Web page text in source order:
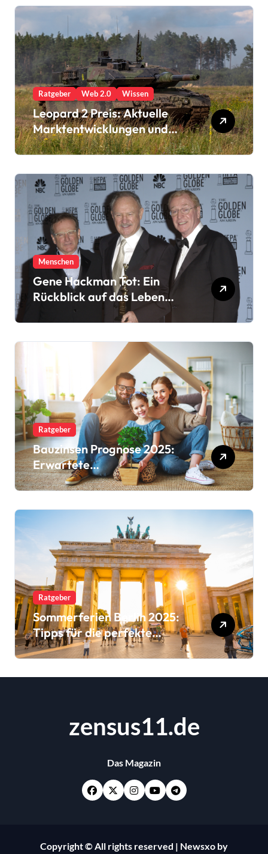
Ratgeber Web 2.0 Wissen
Leopard 2 Preis: Aktuelle
Marktentwicklungen und
Kaufoptionen
Menschen
Gene Hackman Tot: Ein
Rückblick auf das Leben
eines Filmlegenden
Ratgeber
Bauzinsen Prognose 2025:
Erwartete
Zinsschwankungen und
Trends
Ratgeber
Sommerferien Berlin 2025:
Tipps für die perfekte
Urlaubsplanung
zensus11.de
Das Magazin
Copyright © All rights reserved | Newsxo by